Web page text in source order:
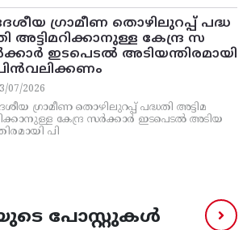
ഗ്രാമീണ തൊഴിലുറപ്പ്‌ പദ്ധ
അട്ടിമറിക്കാനുള്ള കേന്ദ്ര സ
ഇടപെടല്‍ അടിയന്തിരമായി
07/2026
ഗ്രാമീണ തൊഴിലുറപ്പ്‌ പദ്ധതി അട്ടിമ
കേന്ദ്ര സര്‍ക്കാര്‍ ഇടപെടല്‍ അടിയ
പി
പോസ്റ്റുകൾ